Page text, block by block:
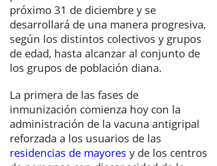
próximo 31 de diciembre y se
desarrollará de una manera progresiva,
según los distintos colectivos y grupos
de edad, hasta alcanzar al conjunto de
los grupos de población diana.
La primera de las fases de
inmunización comienza hoy con la
administración de la vacuna antigripal
reforzada a los usuarios de las
residencias de mayores y de los centros